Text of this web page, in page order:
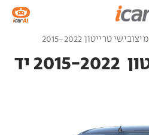
מיצובישי טרייטון 2015-2022
מיצובישי טרייטון ‏ 2015-2022 יד